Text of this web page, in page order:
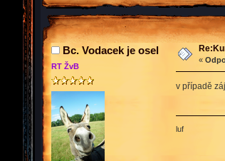
Bc. Vodacek je osel
RT ŽvB
«
v případě
luf